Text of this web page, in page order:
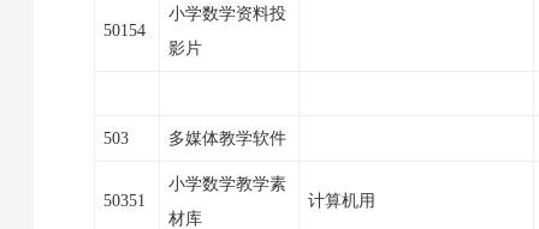
50154
小学数学资料投
影片
503 多媒体教学软件
50351
小学数学教学素
材库
计算机用